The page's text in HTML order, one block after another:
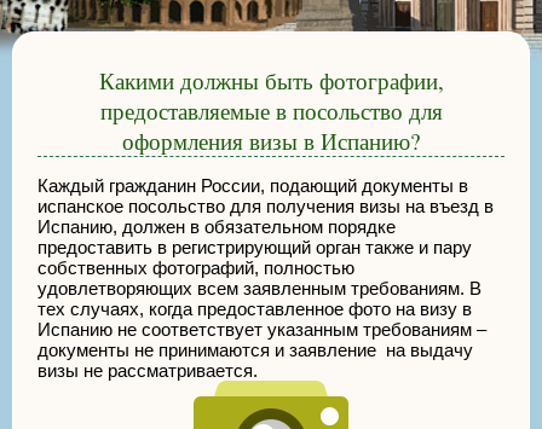
Какими должны быть фотографии,
предоставляемые в посольство для
оформления визы в Испанию?
Каждый гражданин России, подающий документы в
испанское посольство для получения визы на въезд в
Испанию, должен в обязательном порядке
предоставить в регистрирующий орган также и пару
собственных фотографий, полностью
удовлетворяющих всем заявленным требованиям. В
тех случаях, когда предоставленное фото на визу в
Испанию не соответствует указанным требованиям –
документы не принимаются и заявление на выдачу
визы не рассматривается.